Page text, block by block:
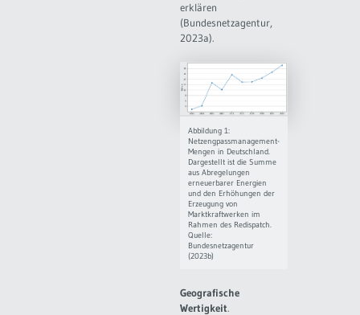
erklären
(Bundesnetzagentur,
2023a).
Abbildung 1:
Netzengpassmanagement-
Mengen in Deutschland.
Dargestellt ist die Summe
aus Abregelungen
erneuerbarer Energien
und den Erhöhungen der
Erzeugung von
Marktkraftwerken im
Rahmen des Redispatch.
Quelle:
Bundesnetzagentur
(2023b)
Geografische
Wertigkeit.